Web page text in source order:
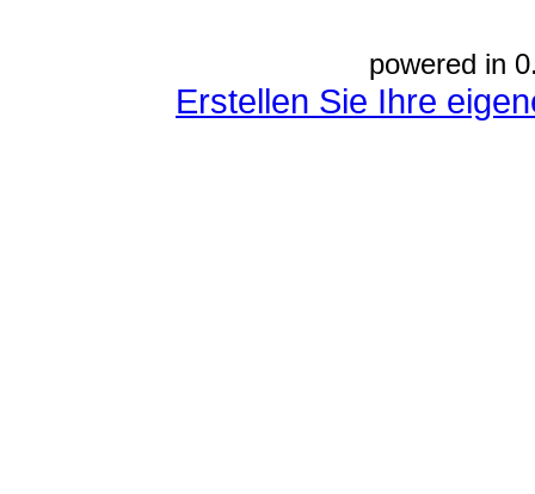
powered in
Erstellen Sie Ihre